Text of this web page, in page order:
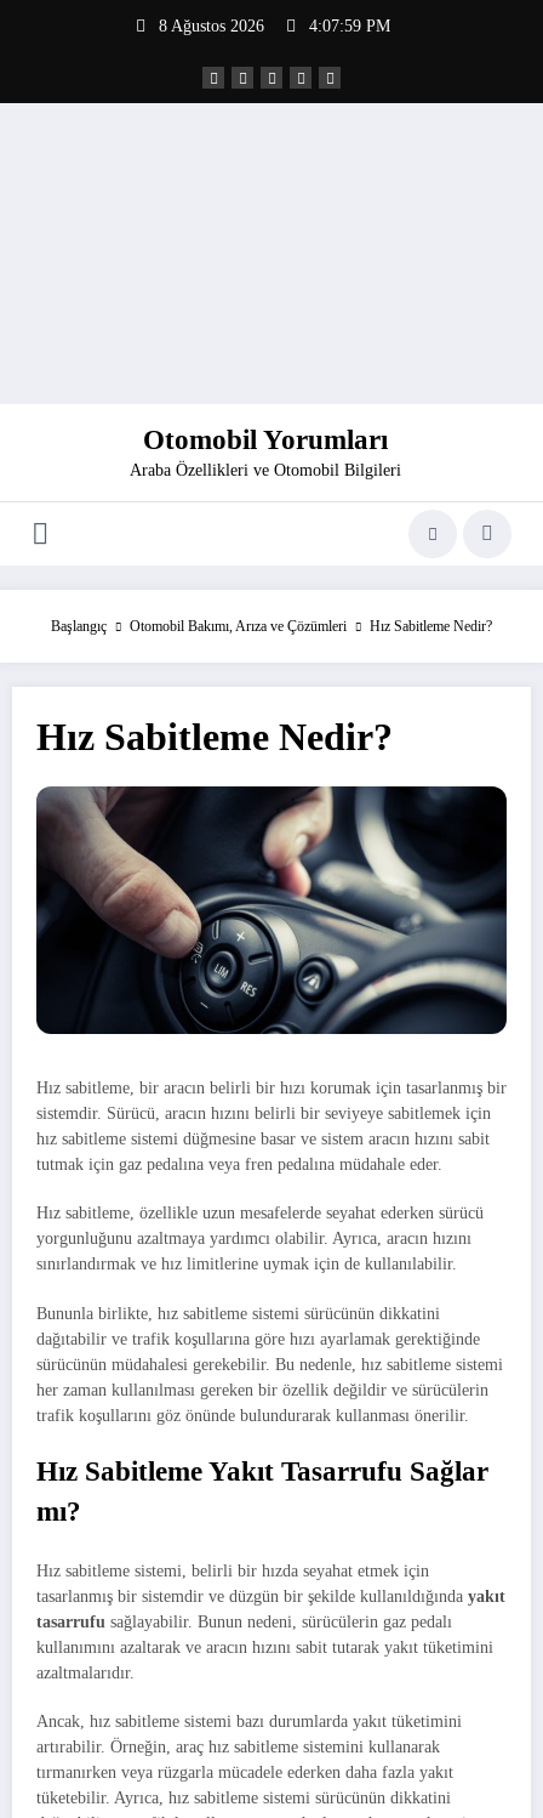
8 Ağustos 2026 4:08:00 PM
Otomobil Yorumları
Araba Özellikleri ve Otomobil Bilgileri
Başlangıç Otomobil Bakımı, Arıza ve Çözümleri Hız Sabitleme Nedir?
Hız Sabitleme Nedir?
Hız sabitleme, bir aracın belirli bir hızı korumak için tasarlanmış bir
sistemdir. Sürücü, aracın hızını belirli bir seviyeye sabitlemek için
hız sabitleme sistemi düğmesine basar ve sistem aracın hızını sabit
tutmak için gaz pedalına veya fren pedalına müdahale eder.
Hız sabitleme, özellikle uzun mesafelerde seyahat ederken sürücü
yorgunluğunu azaltmaya yardımcı olabilir. Ayrıca, aracın hızını
sınırlandırmak ve hız limitlerine uymak için de kullanılabilir.
Bununla birlikte, hız sabitleme sistemi sürücünün dikkatini
dağıtabilir ve trafik koşullarına göre hızı ayarlamak gerektiğinde
sürücünün müdahalesi gerekebilir. Bu nedenle, hız sabitleme sistemi
her zaman kullanılması gereken bir özellik değildir ve sürücülerin
trafik koşullarını göz önünde bulundurarak kullanması önerilir.
Hız Sabitleme Yakıt Tasarrufu Sağlar
mı?
Hız sabitleme sistemi, belirli bir hızda seyahat etmek için
tasarlanmış bir sistemdir ve düzgün bir şekilde kullanıldığında yakıt
tasarrufu sağlayabilir. Bunun nedeni, sürücülerin gaz pedalı
kullanımını azaltarak ve aracın hızını sabit tutarak yakıt tüketimini
azaltmalarıdır.
Ancak, hız sabitleme sistemi bazı durumlarda yakıt tüketimini
artırabilir. Örneğin, araç hız sabitleme sistemini kullanarak
tırmanırken veya rüzgarla mücadele ederken daha fazla yakıt
tüketebilir. Ayrıca, hız sabitleme sistemi sürücünün dikkatini